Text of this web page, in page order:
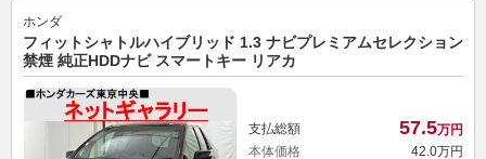
ホンダ
フィットシャトルハイブリッド 1.3 ナビプレミアムセレクション
禁煙 純正HDDナビ スマートキー リアカ
支払総額 57.5万円
本体価格
42. 0万円